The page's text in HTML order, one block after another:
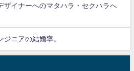
ザイナーへのマタハラ・セクハラへ
ニアの結婚率。